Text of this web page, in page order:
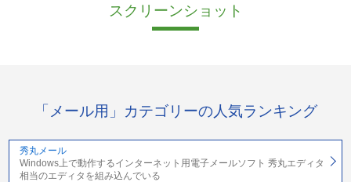
スクリーンショット
「メール用」カテゴリーの人気ランキング
秀丸メール
Windows上で動作するインターネット用電子メールソフト 秀丸エディタ
相当のエディタを組み込んでいる